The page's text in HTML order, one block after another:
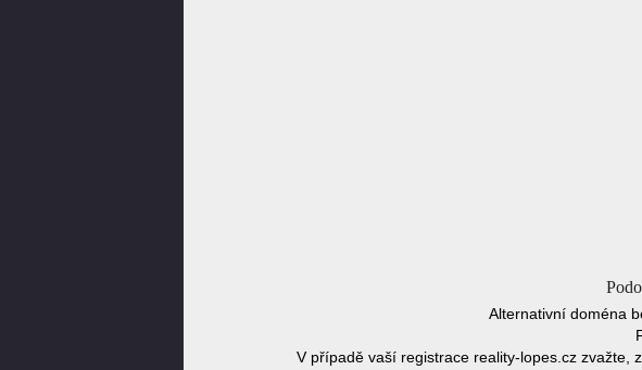
Alternativní doména
V případě vaší registrace reality-lopes.cz zvažte,